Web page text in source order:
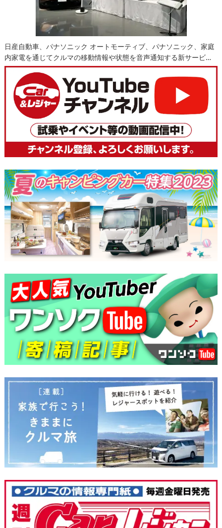
日産自動車、パナソニック オートモーティブ、パナソニック、家庭
内家電を通じてクルマの移動情報や状態を音声通知する新サービ…